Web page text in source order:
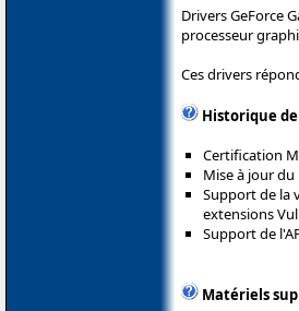
Drivers GeForce
processeur
Ces drivers
Historique
Certification
Mise à jour
Support de la
extensions
Support de
Matériels